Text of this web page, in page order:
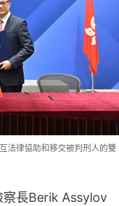
法律協助和移交被判刑人的雙
察長Berik Assylov